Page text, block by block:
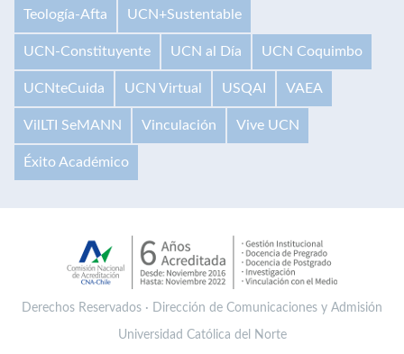
Teología-Afta UCN+Sustentable
UCN-Constituyente UCN al Día UCN Coquimbo
UCNteCuida UCN Virtual USQAI VAEA
VilLTI SeMANN Vinculación Vive UCN
Éxito Académico
Derechos Reservados · Dirección de Comunicaciones y Admisión
Universidad Católica del Norte